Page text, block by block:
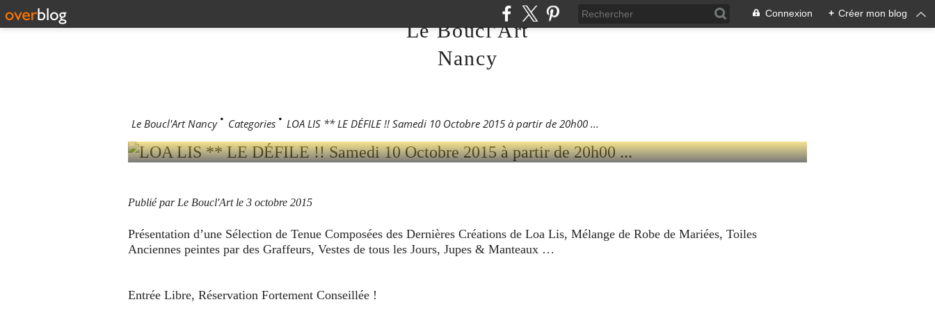
Connexion + Créer mon blog
Le Boucl'Art
Nancy
Le Boucl'Art Nancy > Categories > LOA LIS ** LE DÉFILE !! Samedi 10 Octobre 2015 à partir de 20h00 ...
LOA LIS ** LE DÉFILE !! SAMEDI 10
Publié par Le Boucl'Art le 3 octobre 2015
Présentation d’une Sélection de Tenue Composées des Dernières Créations de Loa Lis, Mélange de Robe de Mariées, Toiles
Anciennes peintes par des Graffeurs, Vestes de tous les Jours, Jupes & Manteaux …
Entrée Libre, Réservation Fortement Conseillée !